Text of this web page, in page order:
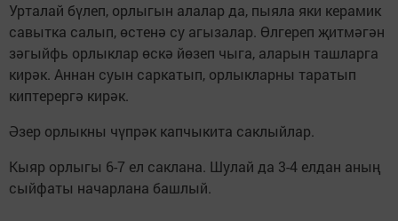
Урталай бүлеп, орлыгын алалар да, пыяла яки керамик
савытка салып, өстенә су агызалар. Өлгереп җитмәгән
зәгыйфь орлыклар өскә йөзеп чыга, аларын ташларга
кирәк. Аннан суын саркатып, орлыкларны таратып
киптерергә кирәк.
Әзер орлыкны чүпрәк капчыкита саклыйлар.
Кыяр орлыгы 6-7 ел саклана. Шулай да 3-4 елдан аның
сыйфаты начарлана башлый.